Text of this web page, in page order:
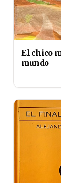
El chico
mundo